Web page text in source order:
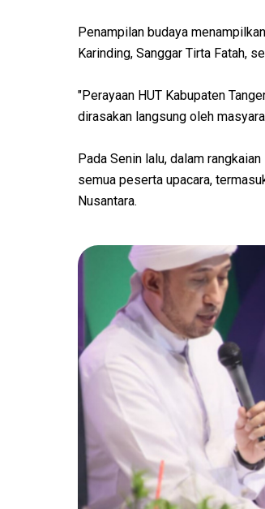
Penampilan budaya
Karinding, Sanggar Tirta Fatah,
"Perayaan HUT Kabupaten
dirasakan langsung oleh
Pada Senin lalu, dalam
semua peserta upacara,
Nusantara.